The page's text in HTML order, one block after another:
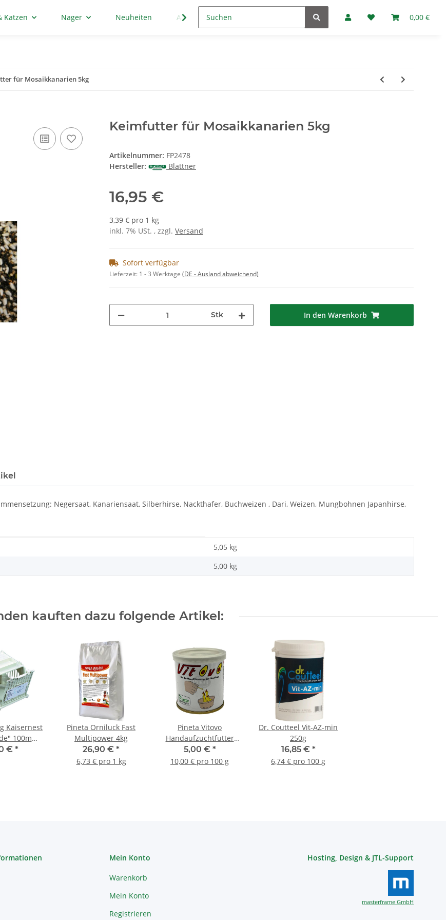
0,00 €
Katzen Nager Neuheiten Aktion Marken
für Mosaikkanarien 5kg
Keimfutter für Mosaikkanarien 5kg
Artikelnummer: FP2478
Hersteller:
Blattner
16,95 €
3,39 € pro 1 kg
inkl. 7% USt. , zzgl. Versand
Sofort verfügbar
Lieferzeit: 1 - 3 Werktage (DE - Ausland abweichend)
Stk In den Warenkorb
Negersaat, Kanariensaat, Silberhirse, Nackthafer, Buchweizen , Dari, Weizen, Mungbohnen Japanhirse,
5,05 kg
5,00 kg
kauften dazu folgende Artikel:
Kaisernest
100mm
€ *
Pineta Orniluck Fast
Multipower 4kg
26,90 € *
6,73 € pro 1 kg
Pineta Vitovo
Handaufzuchtfutter
50g
5,00 € *
10,00 € pro 100 g
Dr. Coutteel Vit-AZ-min
250g
16,85 € *
6,74 € pro 100 g
Mein Konto
Warenkorb
Mein Konto
Registrieren
Hosting, Design & JTL-Support
masterframe GmbH